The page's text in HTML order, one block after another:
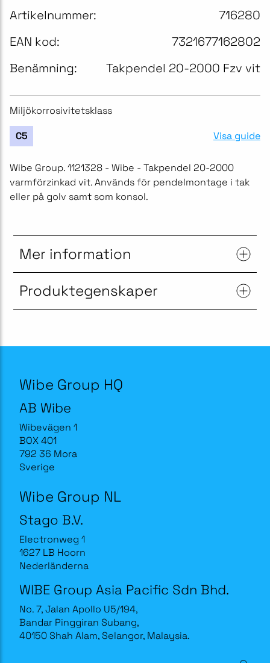
Artikelnummer:
716280
EAN kod:
7321677162802
Benämning:
Takpendel 20-2000 Fzv vit
Miljökorrosivitetsklass
C5 Visa guide
Wibe Group. 1121328 - Wibe - Takpendel 20-2000
varmförzinkad vit. Används för pendelmontage i tak
eller på golv samt som konsol.
Mer information
Produktegenskaper
Wibe Group HQ
AB Wibe
Wibevägen 1
BOX 401
792 36 Mora
Sverige
Wibe Group NL
Stago B.V.
Electronweg 1
1627 LB Hoorn
Nederländerna
WIBE Group Asia Pacific Sdn Bhd.
No. 7, Jalan Apollo U5/194,
Bandar Pinggiran Subang,
40150 Shah Alam, Selangor, Malaysia.